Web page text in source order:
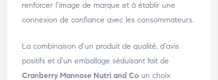
renforcer l’image de marque et à établir une
connexion de confiance avec les consommateurs.
La combinaison d’un produit de qualité, d’avis
positifs et d’un emballage séduisant fait de
Cranberry Mannose Nutri and Co un choix